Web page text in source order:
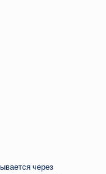
через